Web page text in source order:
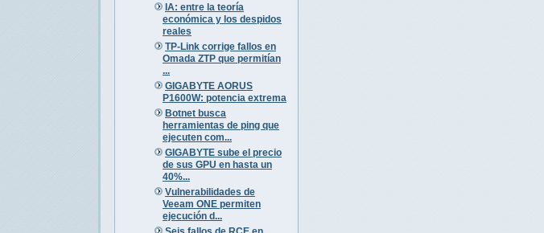
IA: entre la teoría
económica y los despidos
reales
TP-Link corrige fallos en
Omada ZTP que permitían
...
GIGABYTE AORUS
P1600W: potencia extrema
Botnet busca
herramientas de ping que
ejecuten com...
GIGABYTE sube el precio
de sus GPU en hasta un
40%...
Vulnerabilidades de
Veeam ONE permiten
ejecución d...